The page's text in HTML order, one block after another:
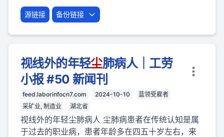
源链接 备份链接
视线外的年轻尘肺病人｜工劳
小报 #50 新闻刊
feed.laborinfocn7.com 2024-10-10
蓝领受雇者
采矿业, 制造业
湖北省
视线外的年轻尘肺病人 尘肺病患者在传统认知是属
于过去的职业病，患者年龄多在四五十岁左右，来